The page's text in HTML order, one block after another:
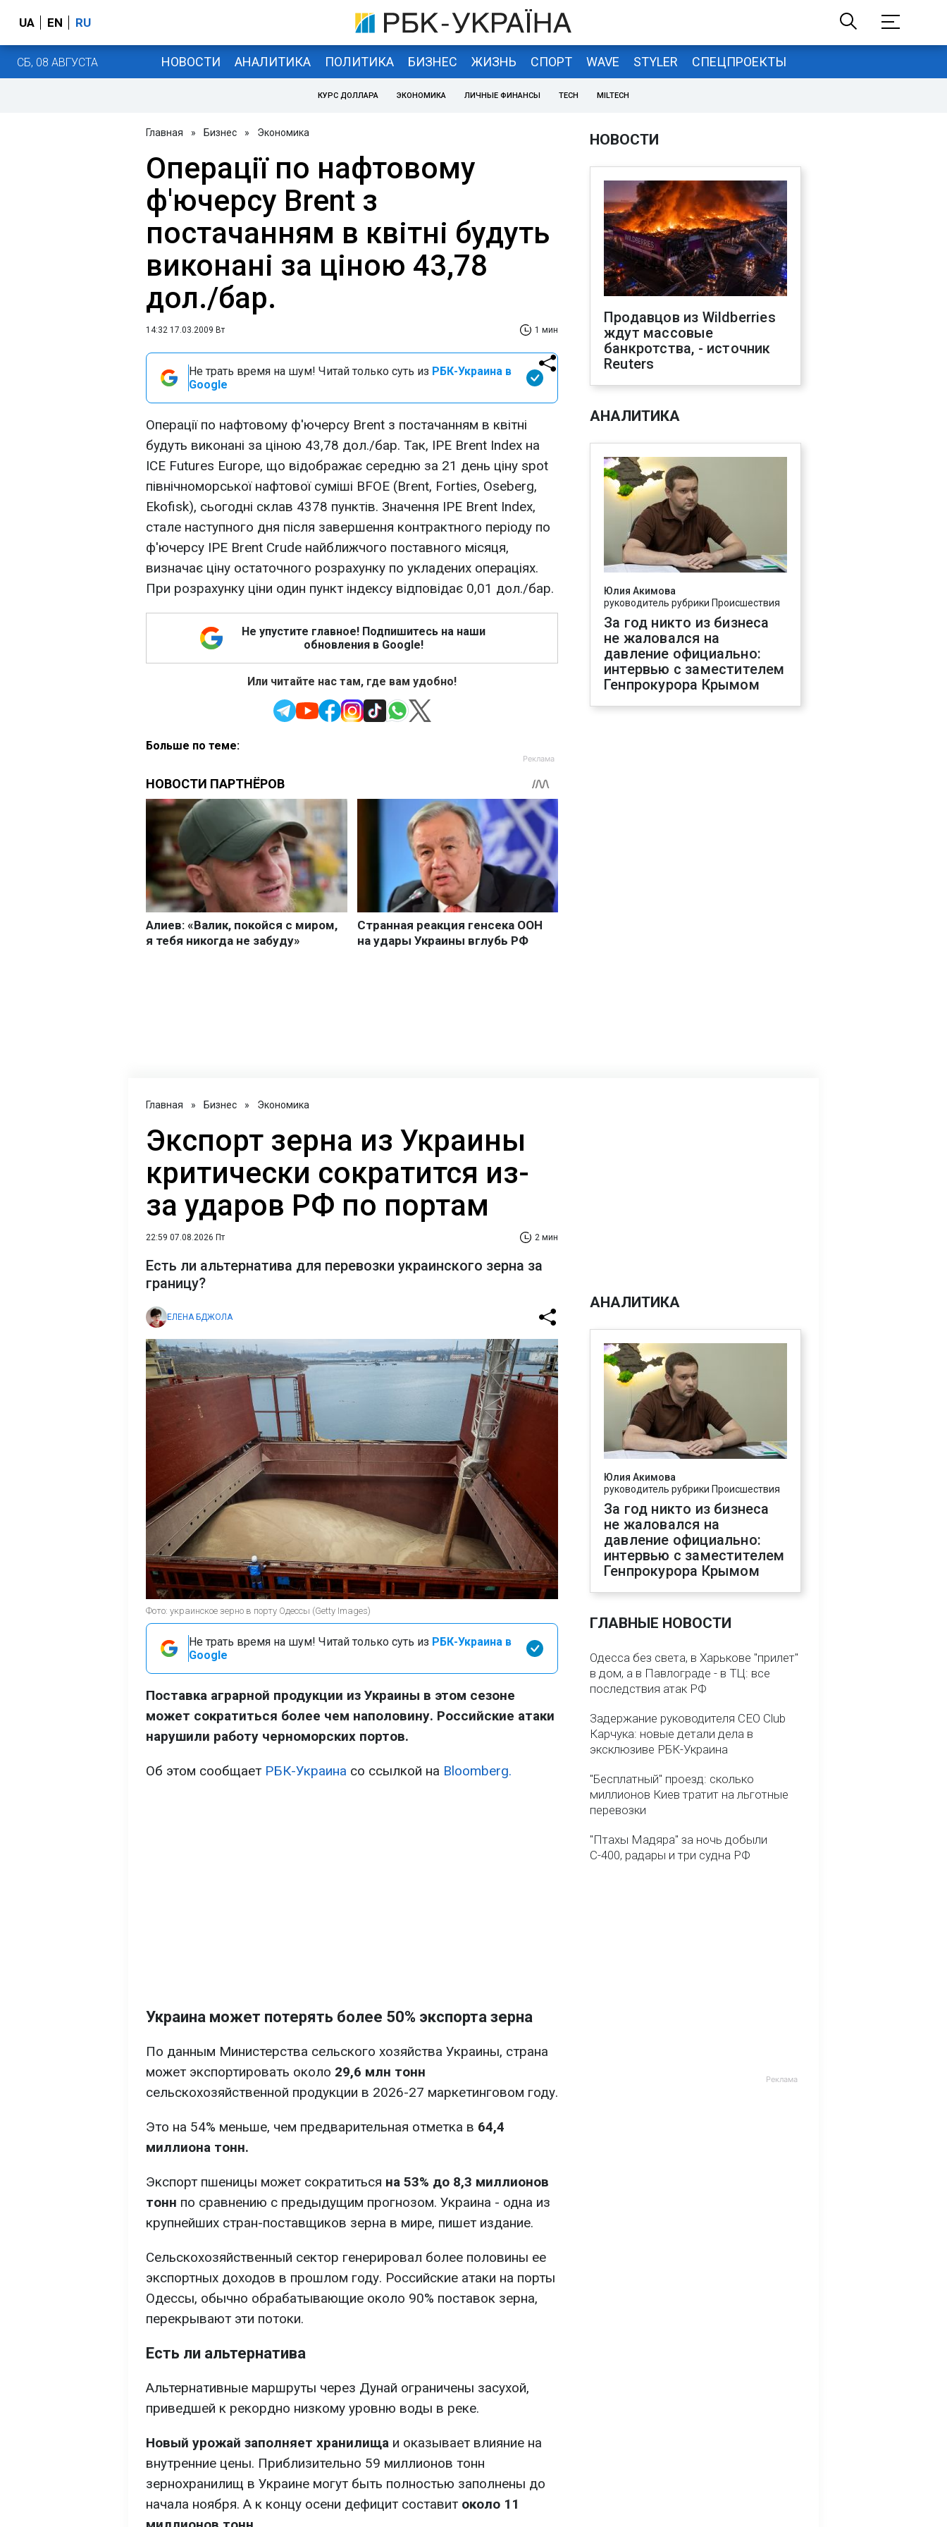
UA EN RU
СБ, 08 АВГУСТА НОВОСТИ АНАЛИТИКА ПОЛИТИКА БИЗНЕС ЖИЗНЬ СПОРТ WAVE STYLER СПЕЦПРОЕКТЫ
КУРС ДОЛЛАРА ЭКОНОМИКА ЛИЧНЫЕ ФИНАНСЫ TECH MILTECH
Главная » Бизнес » Экономика
Операції по нафтовому
ф'ючерсу Brent з
постачанням в квітні будуть
виконані за ціною 43,78
дол./бар.
14:32 17.03.2009 Вт 1 мин
Не трать время на шум! Читай только суть из РБК-Украина в
Google
Операції по нафтовому ф'ючерсу Brent з постачанням в квітні
будуть виконані за ціною 43,78 дол./бар. Так, IPE Brent Index на
ICE Futures Europe, що відображає середню за 21 день ціну spot
північноморської нафтової суміші BFOE (Brent, Forties, Oseberg,
Ekofisk), сьогодні склав 4378 пунктів. Значення IPE Brent Index,
стале наступного дня після завершення контрактного періоду по
ф'ючерсу IPE Brent Crude найближчого поставного місяця,
визначає ціну остаточного розрахунку по укладених операціях.
При розрахунку ціни один пункт індексу відповідає 0,01 дол./бар.
Не упустите главное! Подпишитесь на наши
обновления в Google!
Или читайте нас там, где вам удобно!
Больше по теме:
НОВОСТИ
Продавцов из Wildberries
ждут массовые
банкротства, - источник
Reuters
АНАЛИТИКА
Юлия Акимова
руководитель рубрики Происшествия
За год никто из бизнеса
не жаловался на
давление официально:
интервью с заместителем
Генпрокурора Крымом
Главная » Бизнес » Экономика
Экспорт зерна из Украины
критически сократится из-
за ударов РФ по портам
22:59 07.08.2026 Пт 2 мин
Есть ли альтернатива для перевозки украинского зерна за
границу?
ЕЛЕНА БДЖОЛА
Фото: украинское зерно в порту Одессы (Getty Images)
Не трать время на шум! Читай только суть из РБК-Украина в
Google
Поставка аграрной продукции из Украины в этом сезоне
может сократиться более чем наполовину. Российские атаки
нарушили работу черноморских портов.
Об этом сообщает РБК-Украина со ссылкой на Bloomberg.
Украина может потерять более 50% экспорта зерна
По данным Министерства сельского хозяйства Украины, страна
может экспортировать около 29,6 млн тонн
сельскохозяйственной продукции в 2026-27 маркетинговом году.
Это на 54% меньше, чем предварительная отметка в 64,4
миллиона тонн.
Экспорт пшеницы может сократиться на 53% до 8,3 миллионов
тонн по сравнению с предыдущим прогнозом. Украина - одна из
крупнейших стран-поставщиков зерна в мире, пишет издание.
Сельскохозяйственный сектор генерировал более половины ее
экспортных доходов в прошлом году. Российские атаки на порты
Одессы, обычно обрабатывающие около 90% поставок зерна,
перекрывают эти потоки.
Есть ли альтернатива
Альтернативные маршруты через Дунай ограничены засухой,
приведшей к рекордно низкому уровню воды в реке.
Новый урожай заполняет хранилища и оказывает влияние на
внутренние цены. Приблизительно 59 миллионов тонн
зернохранилищ в Украине могут быть полностью заполнены до
начала ноября. А к концу осени дефицит составит около 11
АНАЛИТИКА
Юлия Акимова
руководитель рубрики Происшествия
За год никто из бизнеса
не жаловался на
давление официально:
интервью с заместителем
Генпрокурора Крымом
ГЛАВНЫЕ НОВОСТИ
Одесса без света, в Харькове "прилет"
в дом, а в Павлограде - в ТЦ: все
последствия атак РФ
Задержание руководителя CEO Club
Карчука: новые детали дела в
эксклюзиве РБК-Украина
"Бесплатный" проезд: сколько
миллионов Киев тратит на льготные
перевозки
"Птахы Мадяра" за ночь добыли
С-400, радары и три судна РФ